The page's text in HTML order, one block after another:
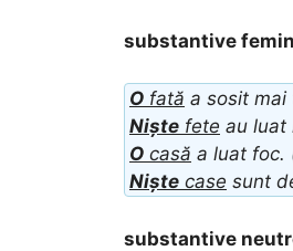
substantive
O fată a sosit mai
Niște fete au luat
O casă a luat foc.
Niște case sunt
substantive